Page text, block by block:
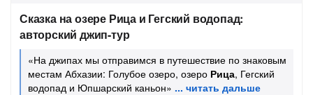
Сказка на озере Рица и Гегский водопад:
авторский джип-тур
«На джипах мы отправимся в путешествие по знаковым
местам Абхазии: Голубое озеро, озеро Рица, Гегский
водопад и Юпшарский каньон»